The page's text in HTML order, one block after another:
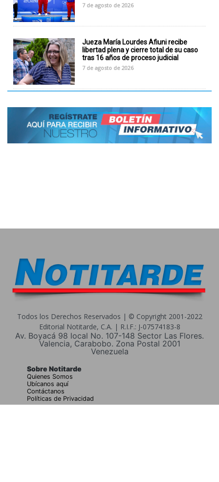
7 de agosto de 2026
Jueza María Lourdes Afiuni recibe
libertad plena y cierre total de su caso
tras 16 años de proceso judicial
7 de agosto de 2026
Todos los Derechos Reservados | © Copyright 2001-2022
Editorial Notitarde, C.A. | R.I.F.: J-07574183-8
Av. Boyacá 98 local No. 107-148 Sector Las Flores.
Valencia, Carabobo. Zona Postal 2001
Venezuela
Sobre Notitarde
Quienes Somos
Ubícanos aquí
Contáctanos
Políticas de Privacidad